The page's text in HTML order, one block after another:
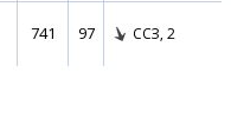
741 97 ССЗ, 2